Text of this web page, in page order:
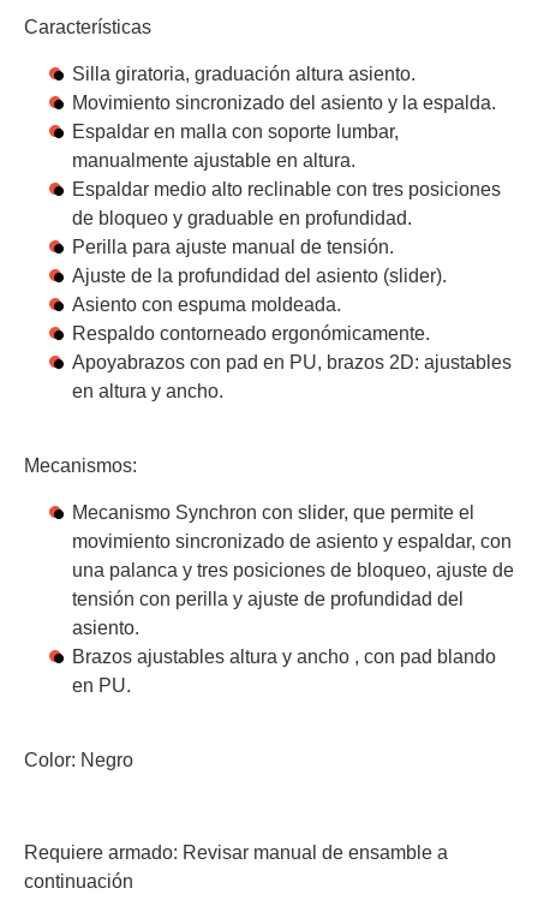
Características
Silla giratoria, graduación altura asiento.
Movimiento sincronizado del asiento y la espalda.
Espaldar en malla con soporte lumbar,
manualmente ajustable en altura.
Espaldar medio alto reclinable con tres posiciones
de bloqueo y graduable en profundidad.
Perilla para ajuste manual de tensión.
Ajuste de la profundidad del asiento (slider).
Asiento con espuma moldeada.
Respaldo contorneado ergonómicamente.
Apoyabrazos con pad en PU, brazos 2D: ajustables
en altura y ancho.
Mecanismos:
Mecanismo Synchron con slider, que permite el
movimiento sincronizado de asiento y espaldar, con
una palanca y tres posiciones de bloqueo, ajuste de
tensión con perilla y ajuste de profundidad del
asiento.
Brazos ajustables altura y ancho , con pad blando
en PU.
Color: Negro
Requiere armado: Revisar manual de ensamble a
continuación